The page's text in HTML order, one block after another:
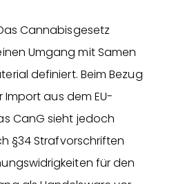
Cannabisgesetz
Umgang mit Samen
definiert. Beim Bezug
Import aus dem EU-
CanG sieht jedoch
§34 Strafvorschriften
für den